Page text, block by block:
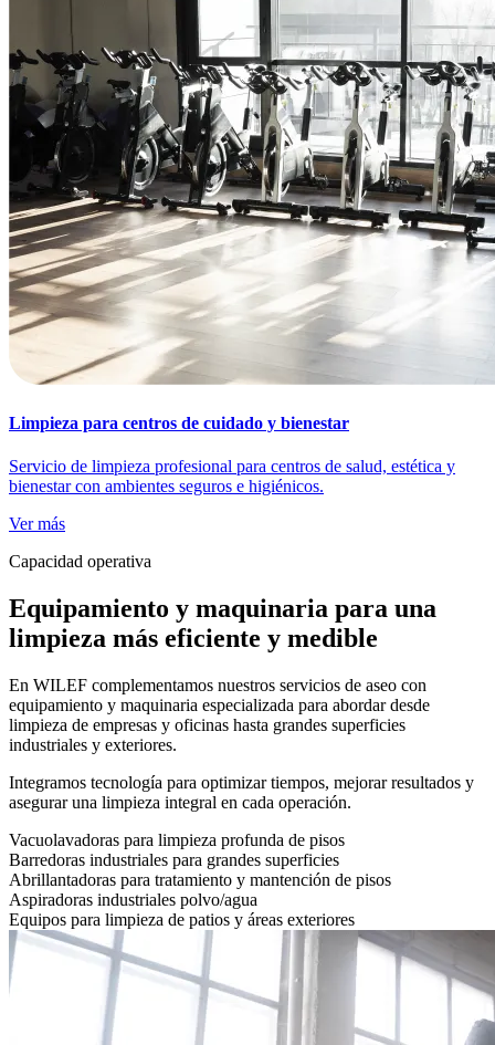
Limpieza para centros de cuidado y bienestar
Servicio de limpieza profesional para centros de salud, estética y
bienestar con ambientes seguros e higiénicos.
Ver más
Capacidad operativa
Equipamiento y maquinaria para una
limpieza más eficiente y medible
En WILEF complementamos nuestros servicios de aseo con
equipamiento y maquinaria especializada para abordar desde
limpieza de empresas y oficinas hasta grandes superficies
industriales y exteriores.
Integramos tecnología para optimizar tiempos, mejorar resultados y
asegurar una limpieza integral en cada operación.
Vacuolavadoras para limpieza profunda de pisos
Barredoras industriales para grandes superficies
Abrillantadoras para tratamiento y mantención de pisos
Aspiradoras industriales polvo/agua
Equipos para limpieza de patios y áreas exteriores